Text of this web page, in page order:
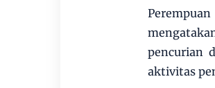
pencurian
aktivitas